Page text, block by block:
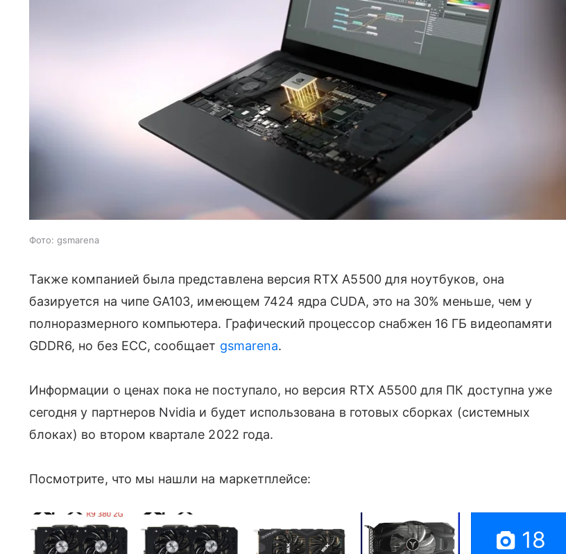
Фото: gsmarena
Также компанией была представлена версия RTX A5500 для ноутбуков, она
базируется на чипе GA103, имеющем 7424 ядра CUDA, это на 30% меньше, чем у
полноразмерного компьютера. Графический процессор снабжен 16 ГБ видеопамяти
GDDR6, но без ECC, сообщает gsmarena.
Информации о ценах пока не поступало, но версия RTX A5500 для ПК доступна уже
сегодня у партнеров Nvidia и будет использована в готовых сборках (системных
блоках) во втором квартале 2022 года.
Посмотрите, что мы нашли на маркетплейсе:
18